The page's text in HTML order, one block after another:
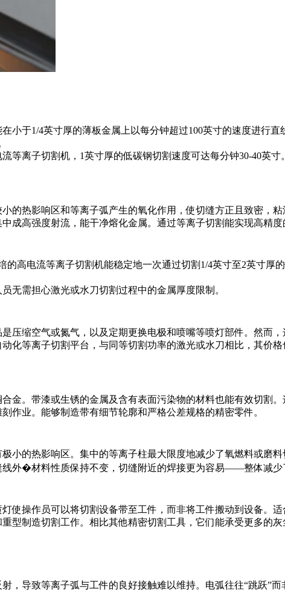
小于1/4英寸厚的薄板金属上以每分钟超过100英寸的速度进行
等离子切割机，1英寸厚的低碳钢切割速度可达每分钟30-40英
的热影响区和等离子弧产生的氧化作用，使切缝方正且致密，
成高强度射流，能干净熔化金属。通过等离子切割能实现高精度
的高电流等离子切割机能稳定地一次通过切割1/4英寸至2英寸厚
无需担心激光或水刀切割过程中的金属厚度限制。
压缩空气或氮气，以及定期更换电极和喷嘴等喷灯部件。然而
化等离子切割平台，与同等切割功率的激光或水刀相比，其价
金。带漆或生锈的金属及含有表面污染物的材料也能有效切割。
作业。能够制造带有细节轮廓和严格公差规格的精密零件。
小的热影响区。集中的等离子柱最大限度地减少了氧燃料或磨料
外�材料性质保持不变，切缝附近的焊接更为容易——整体减少
使操作员可以将切割设备带至工件，而非将工件搬动到设备。适
型制造切割工作。相比其他精密切割工具，它们能承受更多的灰
导致等离子弧与工件的良好接触难以维持。电弧往往“跳跃”而